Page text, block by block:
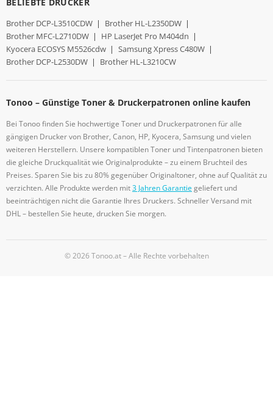
Brother DCP-L3510CDW | Brother HL-L2350DW |
Brother MFC-L2710DW | HP LaserJet Pro M404dn |
Kyocera ECOSYS M5526cdw | Samsung Xpress C480W |
Brother DCP-L2530DW | Brother HL-L3210CW
Tonoo – Günstige Toner & Druckerpatronen online kaufen
Bei Tonoo finden Sie hochwertige Toner und Druckerpatronen für alle
gängigen Drucker von Brother, Canon, HP, Kyocera, Samsung und vielen
weiteren Herstellern. Unsere kompatiblen Toner und Tintenpatronen bieten
die gleiche Druckqualität wie Originalprodukte – zu einem Bruchteil des
Preises. Sparen Sie bis zu 80% gegenüber Originaltoner, ohne auf Qualität zu
verzichten. Alle Produkte werden mit3 Jahren Garantiegeliefert und
beeinträchtigen nicht die Garantie Ihres Druckers. Schneller Versand mit
DHL – bestellen Sie heute, drucken Sie morgen.
© 2026 Tonoo.at – Alle Rechte vorbehalten